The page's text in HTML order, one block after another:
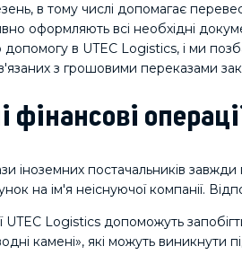
в тому числі допомагає
оформляють всі необхідні
допомогу в UTEC Logistics, і ми
з грошовими переказами
фінансові
іноземних постачальників
на ім'я неіснуючої компанії.
UTEC Logistics допоможуть
камені», які можуть